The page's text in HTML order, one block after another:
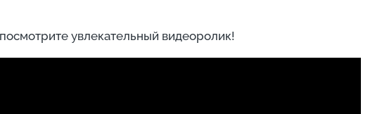
увлекательный видеоролик!